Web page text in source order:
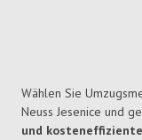
Wählen Sie
Neuss Jesenice und
und